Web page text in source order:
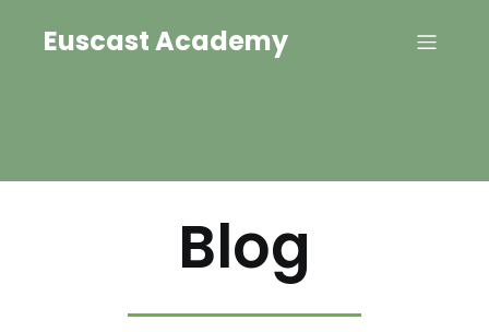
Euscast Academy
Blog